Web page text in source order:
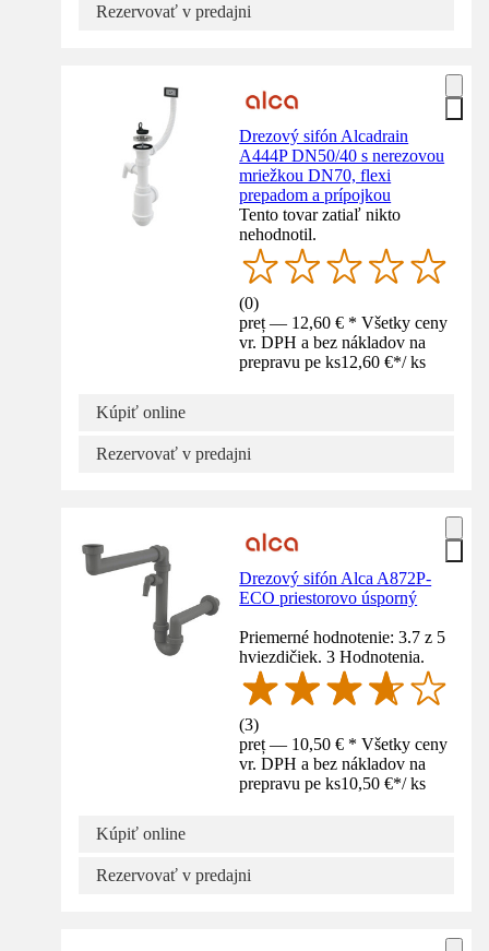
Rezervovať v predajni
Drezový sifón Alcadrain
A444P DN50/40 s nerezovou
mriežkou DN70, flexi
prepadom a prípojkou
Tento tovar zatiaľ nikto
nehodnotil.
(0)
preț — 12,60 € * Všetky ceny
vr. DPH a bez nákladov na
prepravu pe ks12,60 €*/ ks
Kúpiť online
Rezervovať v predajni
Drezový sifón Alca A872P-
ECO priestorovo úsporný
Priemerné hodnotenie: 3.7 z 5
hviezdičiek. 3 Hodnotenia.
(3)
preț — 10,50 € * Všetky ceny
vr. DPH a bez nákladov na
prepravu pe ks10,50 €*/ ks
Kúpiť online
Rezervovať v predajni